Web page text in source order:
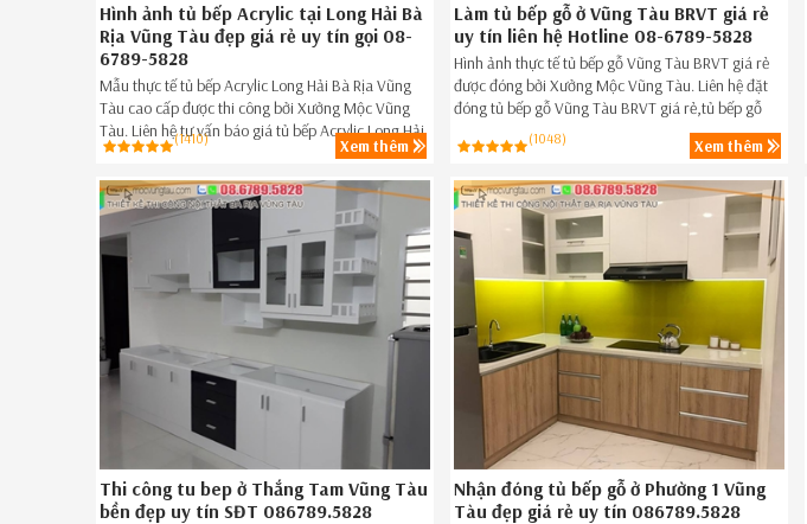
Hình ảnh tủ bếp Acrylic tại Long Hải Bà
Rịa Vũng Tàu đẹp giá rẻ uy tín gọi 08-
6789-5828
Mẫu thực tế tủ bếp Acrylic Long Hải Bà Rịa Vũng
Tàu cao cấp được thi công bởi Xưởng Mộc Vũng
Tàu. Liên hệ tư vấn báo giá tủ bếp Acrylic Long Hải
Bà Rịa Vũng Tàu đẹp,tủ bếp Acrylic uy tín Long Hải
Bà Rịa Vũng Tàu ngay hôm nay SĐT 086789.5828.
(1410) Xem thêm
Làm tủ bếp gỗ ở Vũng Tàu BRVT giá rẻ
uy tín liên hệ Hotline 08-6789-5828
Hình ảnh thực tế tủ bếp gỗ Vũng Tàu BRVT giá rẻ
được đóng bởi Xưởng Mộc Vũng Tàu. Liên hệ đặt
đóng tủ bếp gỗ Vũng Tàu BRVT giá rẻ,tủ bếp gỗ
đẹp giá rẻ Vũng Tàu BRVT ngay hôm nay 08-6789-
5828.
(1048) Xem thêm
Thi công tu bep ở Thắng Tam Vũng Tàu
bền đẹp uy tín SĐT 086789.5828
Nhận đóng tủ bếp gỗ ở Phường 1 Vũng
Tàu đẹp giá rẻ uy tín 086789.5828